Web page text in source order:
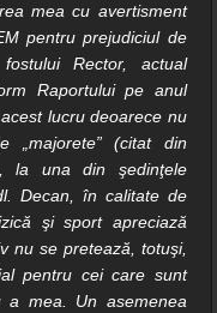
mea cu avertisment
pentru prejudiciul de
Rector, actual
Raportului pe anul
lucru deoarece nu
(citat din
la una din şedinţele
Decan, în calitate de
şi sport apreciază
nu se pretează, totuşi,
pentru cei care sunt
a mea. Un asemenea